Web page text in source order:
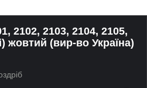
2102, 2103, 2104, 2105,
жовтий (вир-во Україна)